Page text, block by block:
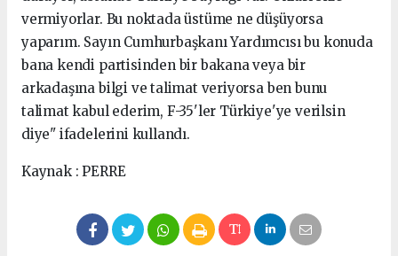
vermiyorlar. Bu noktada üstüme ne düşüyorsa
yaparım. Sayın Cumhurbaşkanı Yardımcısı bu konuda
bana kendi partisinden bir bakana veya bir
arkadaşına bilgi ve talimat veriyorsa ben bunu
talimat kabul ederim, F-35'ler Türkiye'ye verilsin
diye" ifadelerini kullandı.
Kaynak : PERRE